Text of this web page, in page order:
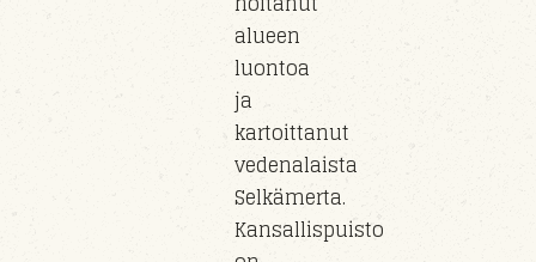
alueen
luontoa
ja
kartoittanut
vedenalaista
Selkämerta.
Kansallispuisto